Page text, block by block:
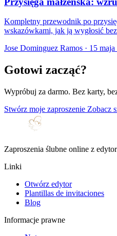
Kompletny przewodnik po
wskazówkami, jak ją wygłosić
Jose Dominguez Ramos · 15
Gotowi zacząć?
Wypróbuj za darmo. Bez karty,
Stwórz moje zaproszenie Zobacz
Zaproszenia ślubne online z
Linki
Otwórz edytor
Plantillas de invitaciones
Blog
Informacje prawne